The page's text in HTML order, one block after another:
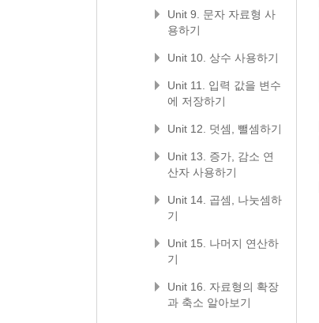
Unit 9. 문자 자료형 사
용하기
Unit 10. 상수 사용하기
Unit 11. 입력 값을 변수
에 저장하기
Unit 12. 덧셈, 뺄셈하기
Unit 13. 증가, 감소 연
산자 사용하기
Unit 14. 곱셈, 나눗셈하
기
Unit 15. 나머지 연산하
기
Unit 16. 자료형의 확장
과 축소 알아보기